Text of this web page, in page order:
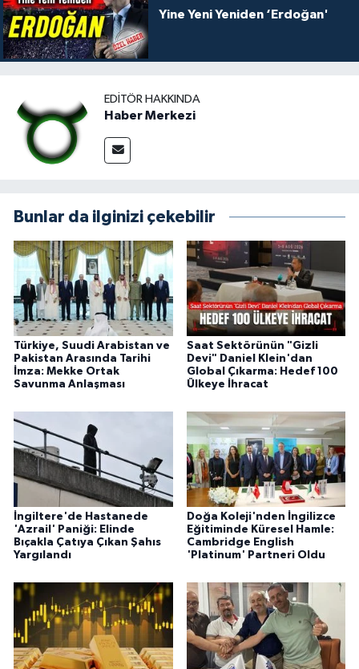
Yine Yeni Yeniden ‘Erdoğan'
EDITÖR HAKKINDA
Haber Merkezi
Bunlar da ilginizi çekebilir
Türkiye, Suudi Arabistan ve
Pakistan Arasında Tarihi
İmza: Mekke Ortak
Savunma Anlaşması
Saat Sektörünün "Gizli
Devi" Daniel Klein'dan
Global Çıkarma: Hedef 100
Ülkeye İhracat
İngiltere'de Hastanede
'Azrail' Paniği: Elinde
Bıçakla Çatıya Çıkan Şahıs
Yargılandı
Doğa Koleji'nden İngilizce
Eğitiminde Küresel Hamle:
Cambridge English
'Platinum' Partneri Oldu